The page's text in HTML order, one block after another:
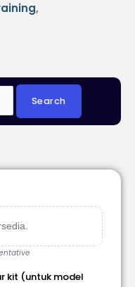
,
kit (untuk model